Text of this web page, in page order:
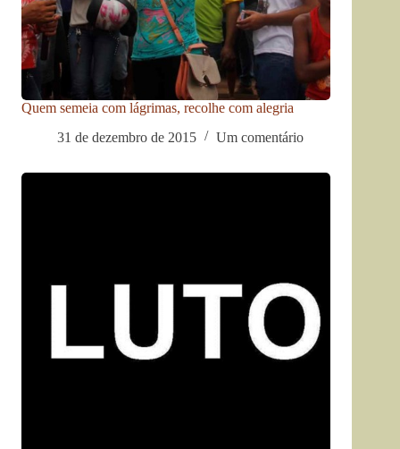
Quem semeia com lágrimas, recolhe com alegria
31 de dezembro de 2015
Um comentário